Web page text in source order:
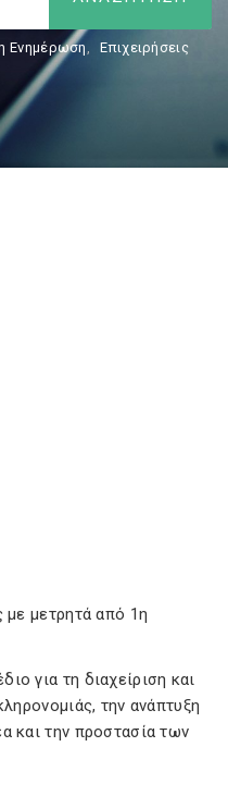
Ενημέρωση, Επιχειρήσεις
με μετρητά από 1η
για τη διαχείριση και
την ανάπτυξη
και την προστασία των